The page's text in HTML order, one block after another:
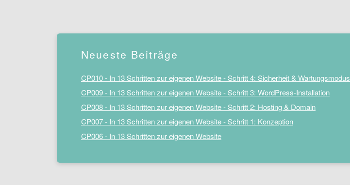
Neueste Beiträge
CP010 - In 13 Schritten zur eigenen Website - Schritt 4: Sicherheit & Wartungsmodus
CP009 - In 13 Schritten zur eigenen Website - Schritt 3: WordPress-Installation
CP008 - In 13 Schritten zur eigenen Website - Schritt 2: Hosting & Domain
CP007 - In 13 Schritten zur eigenen Website - Schritt 1: Konzeption
CP006 - In 13 Schritten zur eigenen Website